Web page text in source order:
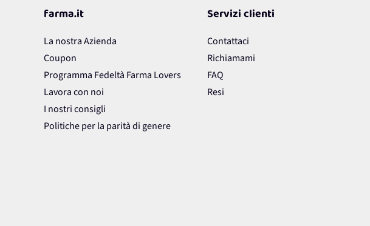
farma.it
La nostra Azienda
Coupon
Programma Fedeltà Farma Lovers
Lavora con noi
I nostri consigli
Politiche per la parità di genere
Servizi clienti
Contattaci
Richiamami
FAQ
Resi